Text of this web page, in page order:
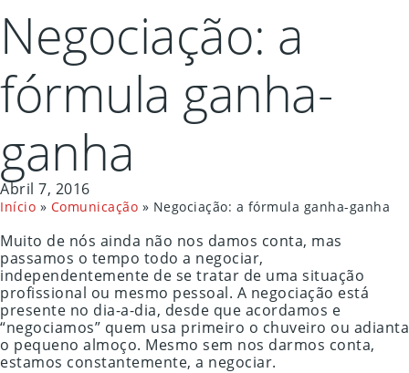
Negociação: a
fórmula ganha-
ganha
Abril 7, 2016
Início » Comunicação » Negociação: a fórmula ganha-ganha
Muito de nós ainda não nos damos conta, mas
passamos o tempo todo a negociar,
independentemente de se tratar de uma situação
profissional ou mesmo pessoal. A negociação está
presente no dia-a-dia, desde que acordamos e
“negociamos” quem usa primeiro o chuveiro ou adianta
o pequeno almoço. Mesmo sem nos darmos conta,
estamos constantemente, a negociar.